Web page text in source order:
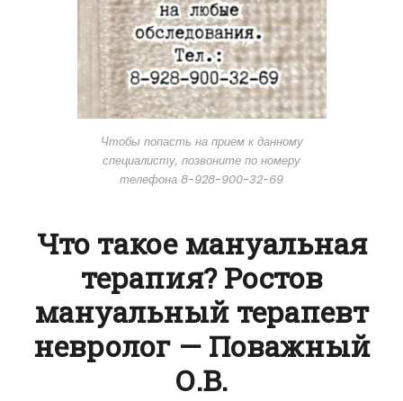
Чтобы попасть на прием к данному
специалисту, позвоните по номеру
телефона 8-928-900-32-69
Что такое мануальная
терапия? Ростов
мануальный терапевт
невролог — Поважный
О.В.